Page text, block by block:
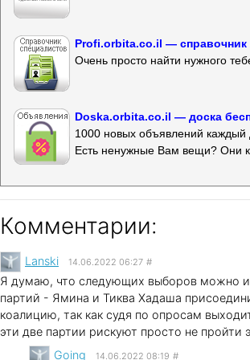
Profi.orbita.co.il —
Очень просто найти нужного
Doska.orbita.co.il — доска
1000 новых объявлений каждый
Есть ненужные Вам вещи? Они
Комментарии:
Lanski 14.06.2022 06:27 #
Я думаю, что следующих выборов можно
партий - Ямина и Тиква Хадаша
коалицию, так как судя по опросам
эти две партии рискуют просто не пройти
Going 14.06.2022 08:19 #